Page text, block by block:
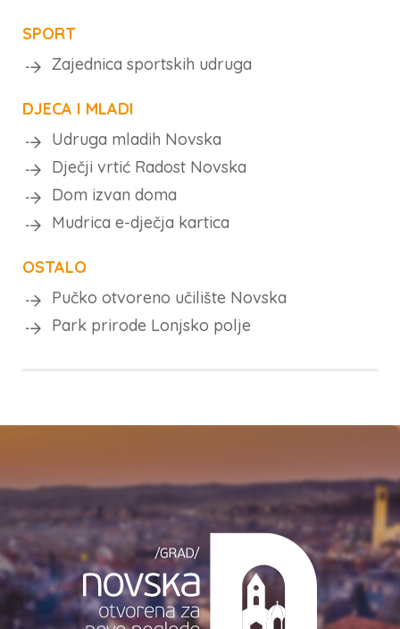
SPORT
Zajednica sportskih udruga
DJECA I MLADI
Udruga mladih Novska
Dječji vrtić Radost Novska
Dom izvan doma
Mudrica e-dječja kartica
OSTALO
Pučko otvoreno učilište Novska
Park prirode Lonjsko polje